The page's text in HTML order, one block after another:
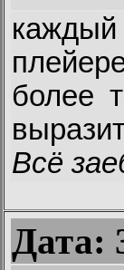
более
Всё
Дата: